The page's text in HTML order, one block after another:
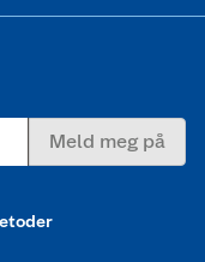
Meld meg på